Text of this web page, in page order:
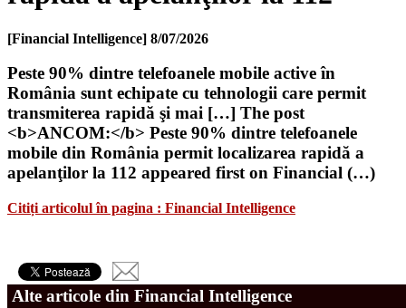
[Financial Intelligence] 8/07/2026
Peste 90% dintre telefoanele mobile active în
România sunt echipate cu tehnologii care permit
transmiterea rapidă şi mai […] The post
<b>ANCOM:</b> Peste 90% dintre telefoanele
mobile din România permit localizarea rapidă a
apelanţilor la 112 appeared first on Financial (…)
Citiți articolul în pagina : Financial Intelligence
Alte articole din Financial Intelligence